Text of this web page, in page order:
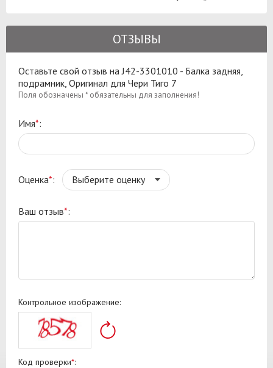
ОТЗЫВЫ
Оставьте свой отзыв на J42-3301010 - Балка задняя,
подрамник, Оригинал для Чери Тиго 7
Поля обозначены * обязательны для заполнения!
Имя*:
Оценка*:
Ваш отзыв*:
Контрольное изображение:
Код проверки*: